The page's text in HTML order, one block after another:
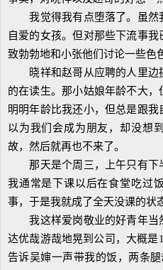
我觉得我有点堕落了。虽然
自爱的女孩。但对那些下流事
致勃勃地和小张他们讨论一些色
晓祥和赵哥从应聘的人里边
的在读生。那小姑娘年龄不大，
明明年龄比我还小，但总是跟
以为我们会成为朋友，却没想
故，然后就再也不来了。
那天是个周三，上午只有下
我通常是下课以后在食堂吃过
事，于是我就成了全天没课的状
我这样爱岗敬业的好青年当
达优哉游哉地晃到公司，大概
告诉吴婶一声带我的饭，两条